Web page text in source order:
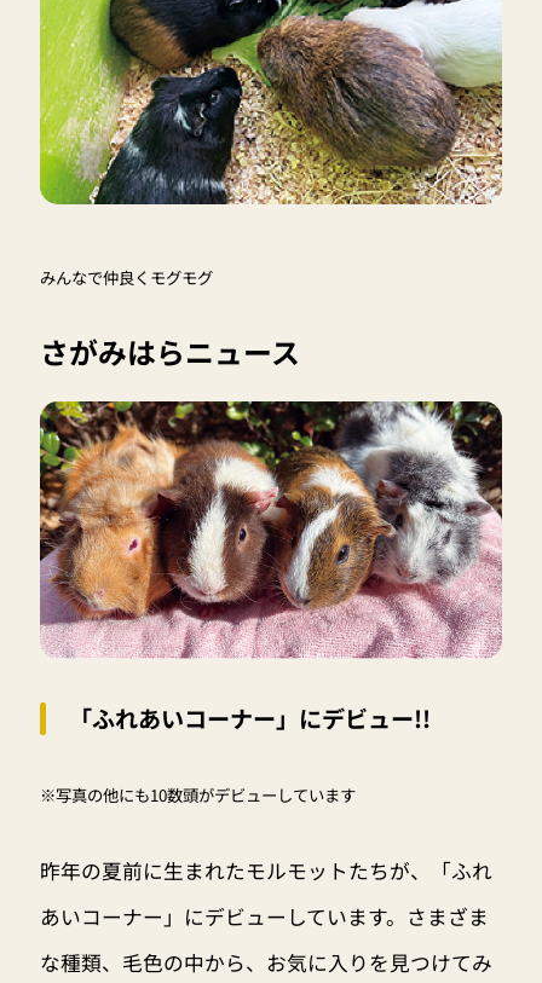
みんなで仲良くモグモグ
さがみはらニュース
「ふれあいコーナー」にデビュー!!
※写真の他にも10数頭がデビューしています
昨年の夏前に生まれたモルモットたちが、「ふれ
あいコーナー」にデビューしています。さまざま
な種類、毛色の中から、お気に入りを見つけてみ